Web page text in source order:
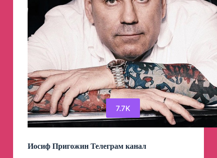
7.7K
Иосиф Пригожин Телеграм канал